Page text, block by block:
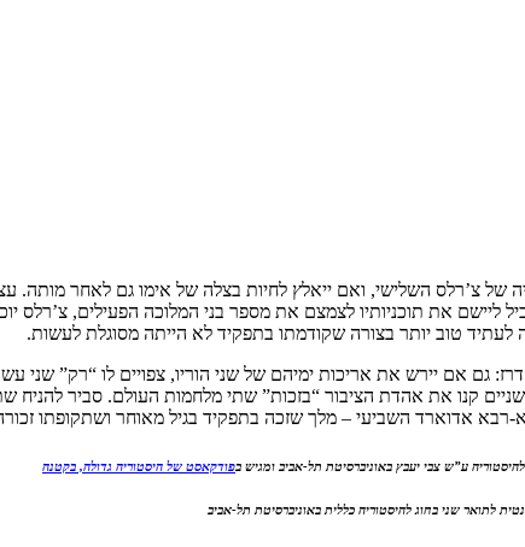
של צ’רלס השלישי, ואם ייאלץ לחיות בצלה של אימו גם לאחר
ליישם את תוכניותיו לצמצם את מספר בני המלוכה הפעילים,
לעתיד טוב יותר בצורה שקודמתו בתפקיד לא הייתה מסוגלת לעשות.
גם אם יירש את אריכות ימיהם של שני הוריו, צפויים לו “רק” שני
קנו את אהדת הציבור “בזכות” שתי מלחמות העולם. סביר
אדוארד השביעי – מלך שזכה בתפקיד בגיל מאוחר ושתקופתו
ע”ש צבי יעבץ באוניברסיטת תל-אביב ומגיש בפודקאסט של היסטוריה גדולה, בקטנה
לתואר שני בחוג להיסטוריה כללית באוניברסיטת תל-אביב